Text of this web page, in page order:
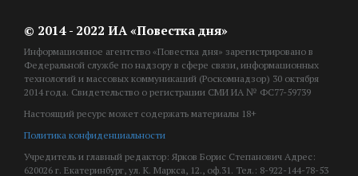
© 2014 - 2022 ИА «Повестка дня»
Информационное агентство «Повестка дня» зарегистрировано в
Федеральной службе по надзору в сфере связи, информационных
технологий и массовых коммуникаций (Роскомнадзор) 30 октября
2014 года. Свидетельство о регистрации СМИ ИА № ФС77-59739
Настоящий ресурс может содержать материалы 18+
Политика конфиденциальности
Учредитель и главный редактор: Ярков Борис Степанович Адрес:
620026 г. Екатеринбург, ул. К. Маркса, 12., оф.31. Тел.: 8-922-144-78-53